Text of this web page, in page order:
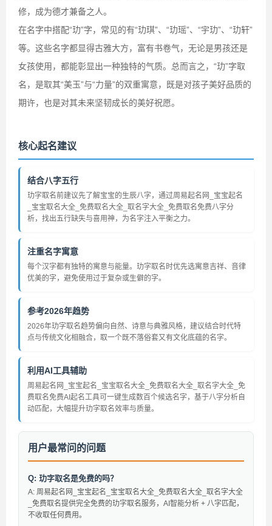
修，成为德才兼备之人。
在名字中搭配“玏”字，常见的有“玏琪”、“玏瑶”、“宇玏”、“玏轩”
等。这些名字都显得古雅大方，富有书卷气，无论是男孩还是
女孩使用，都能彰显出一种独特的气质。总而言之，“玏”字取
名，是取其“美玉”与“力量”的双重寓意，既是对孩子美好品质的
期许，也是对其未来坚韧成长的美好祝愿。
核心起名建议
结合八字五行
玏字取名前建议先了解宝宝的生辰八字，通过周易起名网_宝宝起名
_宝宝取名大全_免费取名大全_取名字大全_免费取名免费八字分
析，找出五行缺失与喜用神，为名字注入平衡之力。
注重名字寓意
每个汉字都有独特的寓意与能量。玏字取名时优先选寓意吉祥、音律
优美的字，避免使用过于复杂或生僻的字。
参考2026年趋势
2026年玏字取名趋势偏向自然、诗意与典雅风格，建议结合时代特
点与传统文化相融合，取一个既不落俗套又有文化底蕴的名字。
利用AI工具辅助
周易起名网_宝宝起名_宝宝取名大全_免费取名大全_取名字大全_免
费取名免费AI起名工具可一键生成数百个候选名字，基于八字分析自
动匹配，大幅提升玏字取名效率与质量。
用户最常问的问题
Q: 玏字取名是免费的吗？
A: 周易起名网_宝宝起名_宝宝取名大全_免费取名大全_取名字大全
_免费取名提供完全免费的玏字取名服务，AI智能分析 + 八字匹配，
不收取任何费用。